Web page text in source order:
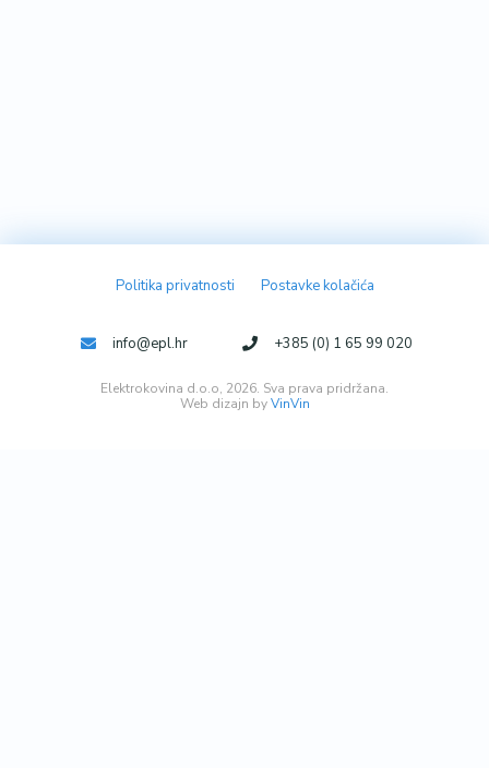
Politika privatnosti Postavke kolačića
Web dizajn byVinVin
Elektrokovina d.o.o, 2026. Sva prava pridržana.
info@epl.hr +385 (0) 1 65 99 020